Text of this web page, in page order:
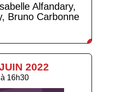
Alfandary,
Bruno Carbonne
2022
à 16h30